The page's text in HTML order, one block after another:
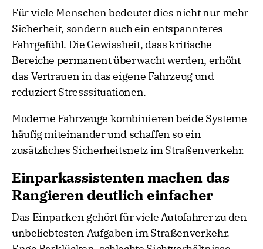
Für viele Menschen bedeutet dies nicht nur mehr
Sicherheit, sondern auch ein entspannteres
Fahrgefühl. Die Gewissheit, dass kritische
Bereiche permanent überwacht werden, erhöht
das Vertrauen in das eigene Fahrzeug und
reduziert Stresssituationen.
Moderne Fahrzeuge kombinieren beide Systeme
häufig miteinander und schaffen so ein
zusätzliches Sicherheitsnetz im Straßenverkehr.
Einparkassistenten machen das
Rangieren deutlich einfacher
Das Einparken gehört für viele Autofahrer zu den
unbeliebtesten Aufgaben im Straßenverkehr.